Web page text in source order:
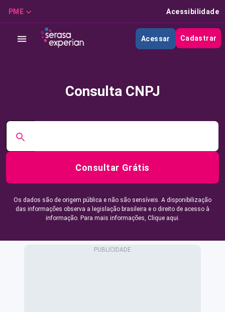
PME Acessibilidade
Acessar Cadastrar
Consulta CNPJ
Consultar Grátis
Os dados são de origem pública e não são sensíveis. A disponibilização
das informações observa a legislação brasileira e o direito de acesso à
informação. Para mais informações, Clique aqui.